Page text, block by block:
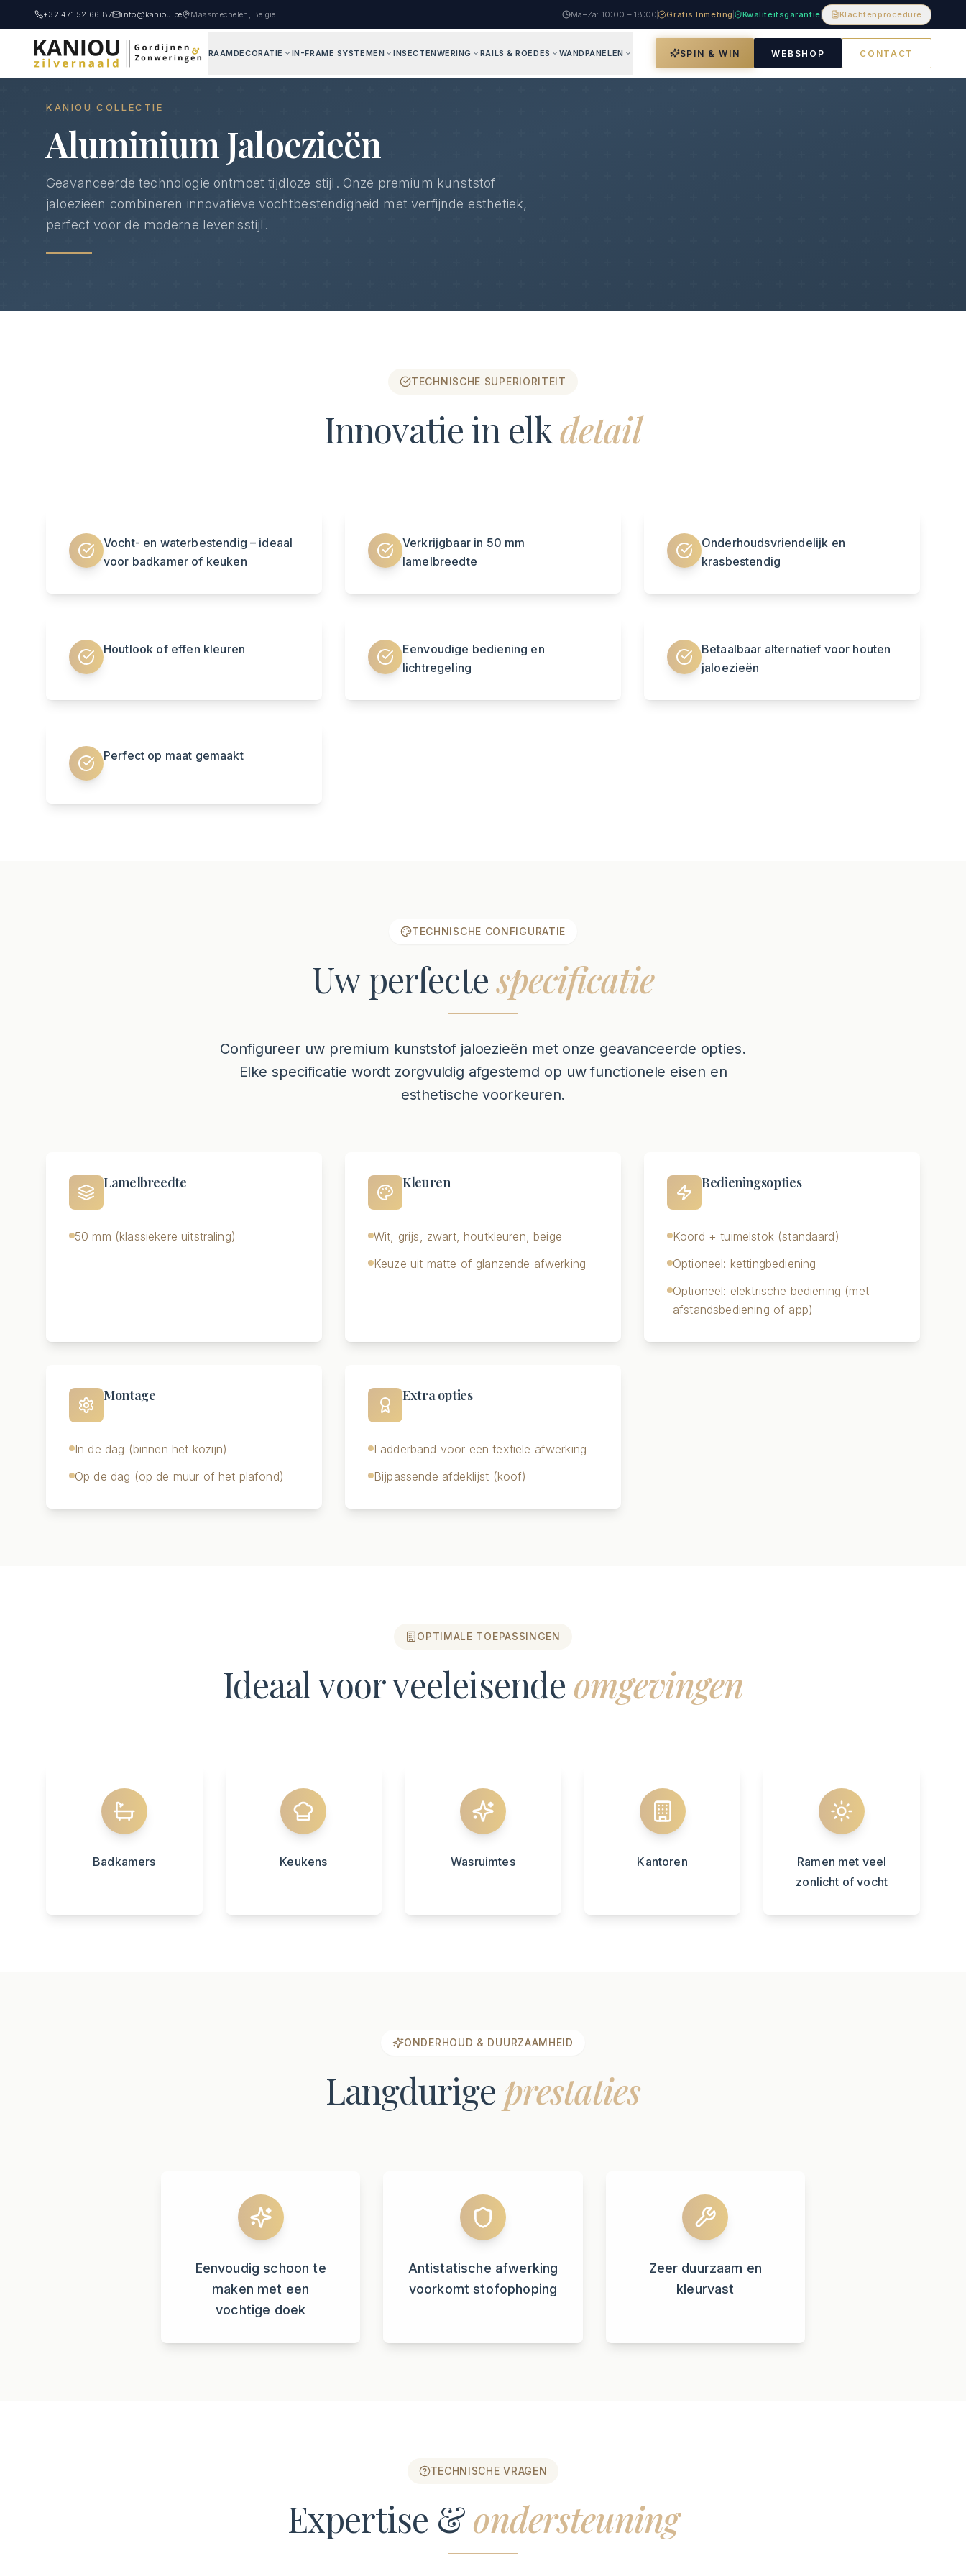
+32 471 52 66 87 info@kaniou.be Maasmechelen, België Ma–Za: 10:00 – 18:00 Gratis Inmeting Kwaliteitsgarantie Klachtenprocedure
RAAMDECORATIE IN-FRAME SYSTEMEN INSECTENWERING RAILS & ROEDES WANDPANELEN SPIN & WIN WEBSHOP CONTACT
Home Producten Aluminium Jaloezieën
KANIOU COLLECTIE
Aluminium Jaloezieën
Geavanceerde technologie ontmoet tijdloze stijl. Onze premium kunststof
jaloezieën combineren innovatieve vochtbestendigheid met verfijnde esthetiek,
perfect voor de moderne levensstijl.
TECHNISCHE SUPERIORITEIT
Innovatie in elkdetail
Vocht- en waterbestendig – ideaal
voor badkamer of keuken
Verkrijgbaar in 50 mm
lamelbreedte
Onderhoudsvriendelijk en
krasbestendig
Houtlook of effen kleuren
Eenvoudige bediening en
lichtregeling
Betaalbaar alternatief voor houten
jaloezieën
Perfect op maat gemaakt
TECHNISCHE CONFIGURATIE
Uw perfectespecificatie
Configureer uw premium kunststof jaloezieën met onze geavanceerde opties.
Elke specificatie wordt zorgvuldig afgestemd op uw functionele eisen en
esthetische voorkeuren.
Lamelbreedte
50 mm (klassiekere uitstraling)
Kleuren
Wit, grijs, zwart, houtkleuren, beige
Keuze uit matte of glanzende afwerking
Bedieningsopties
Koord + tuimelstok (standaard)
Optioneel: kettingbediening
Optioneel: elektrische bediening (met
afstandsbediening of app)
Montage
In de dag (binnen het kozijn)
Op de dag (op de muur of het plafond)
Extra opties
Ladderband voor een textiele afwerking
Bijpassende afdeklijst (koof)
OPTIMALE TOEPASSINGEN
Ideaal voor veeleisende omgevingen
Badkamers Keukens Wasruimtes Kantoren
Ramen met veel
zonlicht of vocht
ONDERHOUD & DUURZAAMHEID
Langdurige prestaties
Eenvoudig schoon te
maken met een
vochtige doek
Antistatische afwerking
voorkomt stofophoping
Zeer duurzaam en
kleurvast
TECHNISCHE VRAGEN
Expertise &ondersteuning